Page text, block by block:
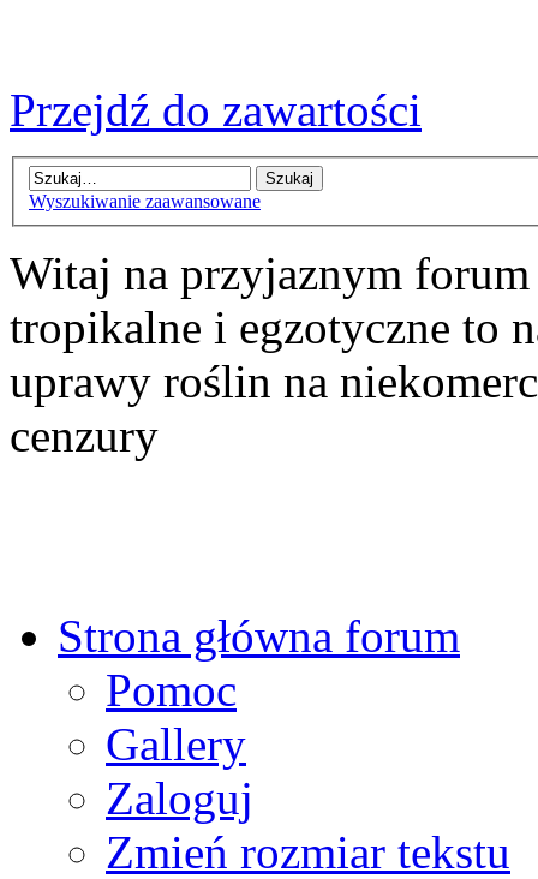
Przejdź do zawartości
Wyszukiwanie zaawansowane
Witaj na przyjaznym
tropikalne i egzotyczne to
uprawy roślin na
cenzury
Strona główna forum
Pomoc
Gallery
Zaloguj
Zmień rozmiar tekstu